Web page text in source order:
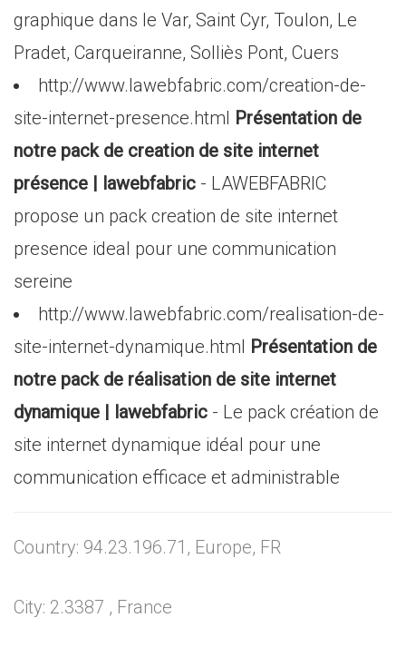
graphique dans le Var, Saint Cyr, Toulon, Le
Pradet, Carqueiranne, Solliès Pont, Cuers
http://www.lawebfabric.com/creation-de-
site-internet-presence.html Présentation de
notre pack de creation de site internet
présence | lawebfabric - LAWEBFABRIC
propose un pack creation de site internet
presence ideal pour une communication
sereine
http://www.lawebfabric.com/realisation-de-
site-internet-dynamique.html Présentation de
notre pack de réalisation de site internet
dynamique | lawebfabric - Le pack création de
site internet dynamique idéal pour une
communication efficace et administrable
Country: 94.23.196.71, Europe, FR
City: 2.3387 , France